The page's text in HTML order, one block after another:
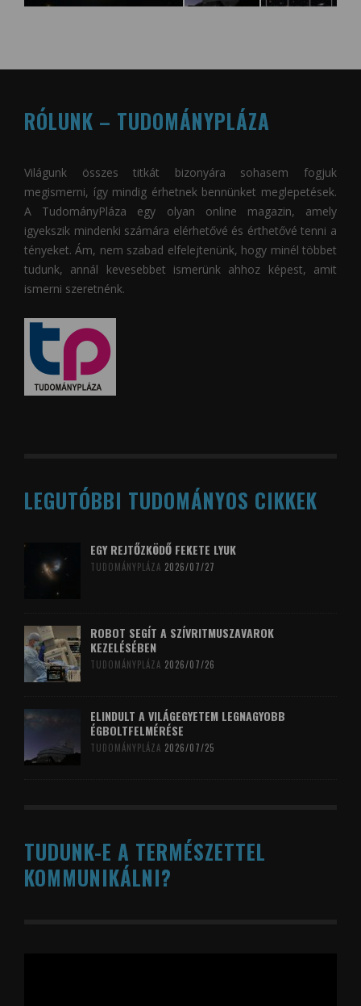
RÓLUNK – TUDOMÁNYPLÁZA
Világunk összes titkát bizonyára sohasem fogjuk
megismerni, így mindig érhetnek bennünket meglepetések.
A TudományPláza egy olyan online magazin, amely
igyekszik mindenki számára elérhetővé és érthetővé tenni a
tényeket. Ám, nem szabad elfelejtenünk, hogy minél többet
tudunk, annál kevesebbet ismerünk ahhoz képest, amit
ismerni szeretnénk.
LEGUTÓBBI TUDOMÁNYOS CIKKEK
EGY REJTŐZKÖDŐ FEKETE LYUK
TUDOMÁNYPLÁZA 2026/07/27
ROBOT SEGÍT A SZÍVRITMUSZAVAROK
KEZELÉSÉBEN
TUDOMÁNYPLÁZA 2026/07/26
ELINDULT A VILÁGEGYETEM LEGNAGYOBB
ÉGBOLTFELMÉRÉSE
TUDOMÁNYPLÁZA 2026/07/25
TUDUNK-E A TERMÉSZETTEL
KOMMUNIKÁLNI?